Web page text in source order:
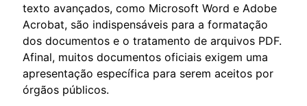
texto avançados, como Microsoft Word e Adobe
Acrobat, são indispensáveis para a formatação
dos documentos e o tratamento de arquivos PDF.
Afinal, muitos documentos oficiais exigem uma
apresentação específica para serem aceitos por
órgãos públicos.